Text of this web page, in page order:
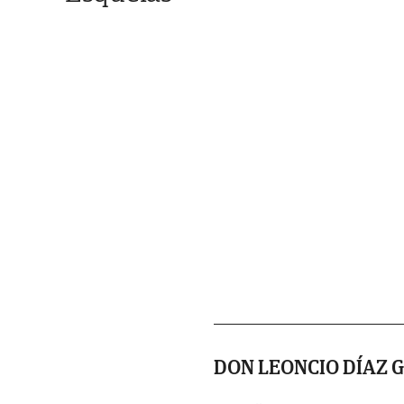
DON LEONCIO DÍAZ